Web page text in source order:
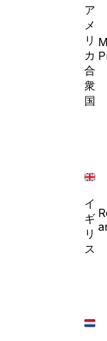
ア
メ
リ
カ
合
衆
国
イ
ギ
リ
ス